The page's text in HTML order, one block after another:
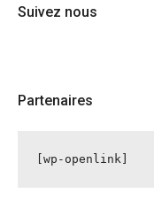
Suivez nous
Partenaires
[wp-openlink]